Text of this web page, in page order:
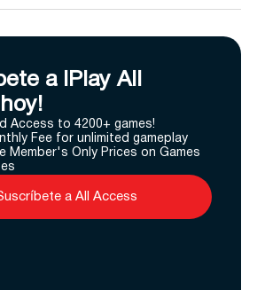
a IPlay All
Access to 4200+ games!
Fee for unlimited gameplay
Member's Only Prices on Games
a All Access